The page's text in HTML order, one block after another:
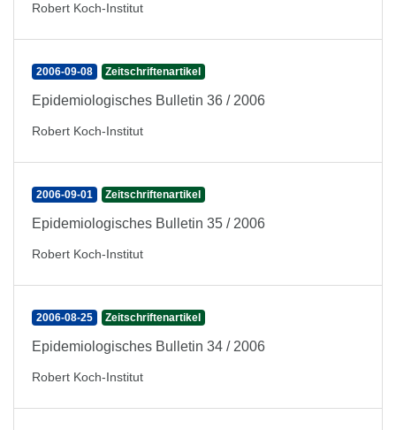
Robert Koch-Institut
2006-09-08 Zeitschriftenartikel
Epidemiologisches Bulletin 36 / 2006
Robert Koch-Institut
2006-09-01 Zeitschriftenartikel
Epidemiologisches Bulletin 35 / 2006
Robert Koch-Institut
2006-08-25 Zeitschriftenartikel
Epidemiologisches Bulletin 34 / 2006
Robert Koch-Institut